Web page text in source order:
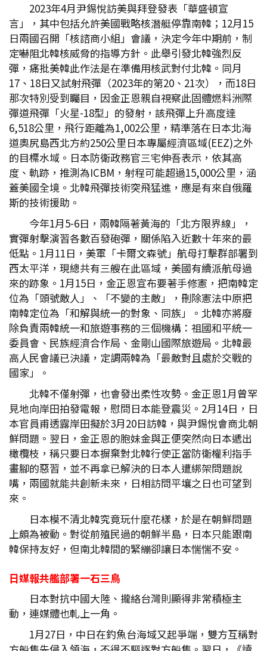
2023年4月尹錫悅訪美與拜登發表「華盛頓宣
言」，其中包括允許美國戰略核潛艇停靠南韓；12月15
日兩國召開「核諮商小組」會議，決定今年中期前，制
定嚇阻北韓核威脅的指導方針。此舉引發北韓強烈反
彈，痛批美韓此作法是在準備用核武對付北韓。同月
17、18日又試射飛彈（2023年的第20、21次），而18日
那次特別受到矚目，因金正恩親自視察此固體燃料洲際
彈道飛彈「火星-18型」的發射，該飛彈上升高度達
6,518公里，飛行距離為1,002公里，精準落在日本北海
道奧尻島西北方約250公里日本專屬經濟區域(EEZ)之外
的目標水域。日本防衛政務官三宅伸吾表示，依其高
度、軌跡，推測為ICBM，射程可能超過15,000公里，涵
蓋美國全境。北韓飛彈技術突飛猛進，應是有來自俄羅
斯的技術援助。
今年1月5-6日，兩韓隔著黃海的「北方限界線」，
實彈射擊演習各數百發砲彈，關係陷入近數十年來的最
低點。1月11日，美軍「卡爾文森號」航母打擊群部署到
西太平洋，現總共有三艘在此區域，美國有續派航母過
來的跡象。1月15日，金正恩宣布要著手修憲，把南韓定
位為「頭號敵人」、「不變的主敵」，刪除憲法中原把
南韓定位為「和解與統一的對象、同族」。北韓亦將廢
除負責兩韓統一和旅遊事務的三個機構：祖國和平統一
委員會、民族經濟合作局、金剛山國際旅遊局。北韓最
高人民會議已決議，定調兩韓為「最敵對且處於交戰的
國家」。
北韓不僅射彈，也會發出柔性攻勢。金正恩1月曾罕
見地向岸田拍發電報，慰問日本能登震災。2月14日，日
本官員甫透露岸田擬於3月20日訪韓，與尹錫悅會商北朝
鮮問題。翌日，金正恩的胞妹金與正便突然向日本遞出
橄欖枝，稱只要日本摒棄對北韓行使正當防衛權利指手
畫腳的惡習，並不再拿已解決的日本人遭綁架問題說
嘴，兩國就能共創新未來，日相訪問平壤之日也可望到
來。
日本模不清北韓究竟玩什麼花樣，於是在朝鮮問題
上頗為被動。對從前殖民過的朝鮮半島，日本只能跟南
韓保持友好，但南北韓間的緊繃卻讓日本惴惴不安。
日媒報共艦部署一石三鳥
日本對抗中國大陸、攏絡台灣則顯得非常積極主
動，連媒體也軋上一角。
1月27日，中日在釣魚台海域又起爭端，雙方互稱對